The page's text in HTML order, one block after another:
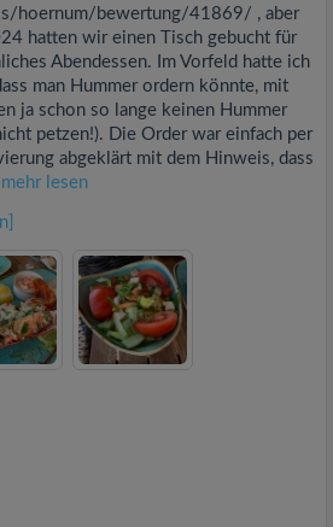
hoernum/bewertung/41869/ , aber
hatten wir einen Tisch gebucht für
Abendessen. Im Vorfeld hatte ich
man Hummer ordern könnte, mit
ja schon so lange keinen Hummer
petzen!). Die Order war einfach per
abgeklärt mit dem Hinweis, dass
mehr lesen